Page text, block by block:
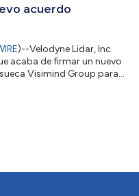
Puck de Velodyne para
acuerdo
)--Velodyne Lidar, Inc.
acaba de firmar un nuevo
Visimind Group para
refuerza aún más la
Lidar, ya que